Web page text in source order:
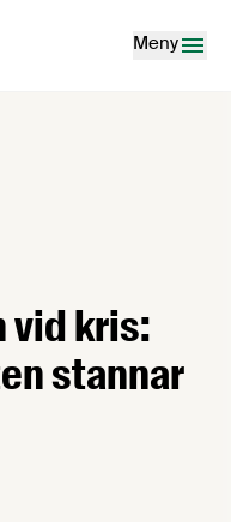
Meny
kris:
stannar